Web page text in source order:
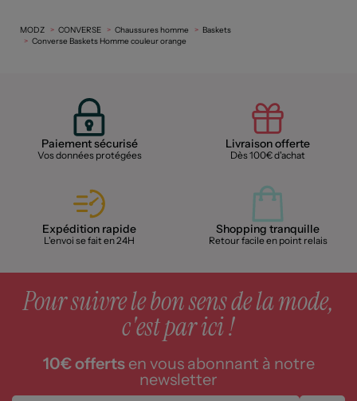
MODZ CONVERSE Chaussures homme
Baskets
Converse Baskets Homme couleur orange
Paiement sécurisé
Vos données protégées
Livraison offerte
Dès 100€ d'achat
Expédition rapide
L'envoi se fait en 24H
Shopping tranquille
Retour facile en point relais
Pour suivre le bon sens de la mode,
c'est par ici !
10€ offertsen vous abonnant à notre
newsletter